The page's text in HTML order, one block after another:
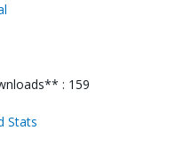
: 159
Stats